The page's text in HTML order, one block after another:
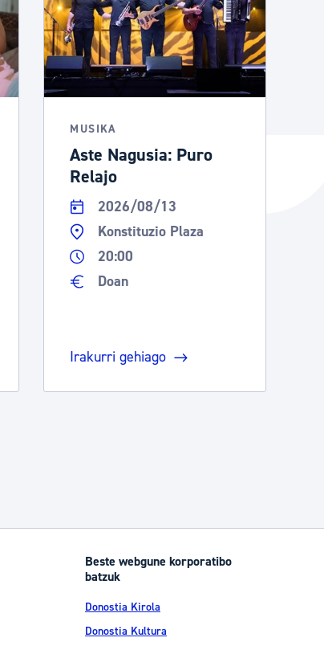
MUSIKA
Aste Nagusia: Puro
Relajo
2026/08/13
Konstituzio Plaza
20:00
Doan
Irakurri gehiago
Beste webgune korporatibo
batzuk
Donostia Kirola
Donostia Kultura